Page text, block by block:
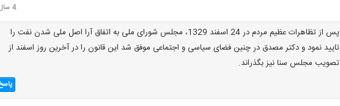
4 سال قبل
پس از تظاهرات عظیم مردم در 24 اسفند 1329، مجلس شورای ملی به اتفاق آرا اصل ملی شدن نفت را
تایید نمود و دكتر مصدق در چنین فضای سیاسی و اجتماعی موفق شد اين قانون را در آخرين روز اسفند از
تصويب مجلس سنا نيز بگذراند.